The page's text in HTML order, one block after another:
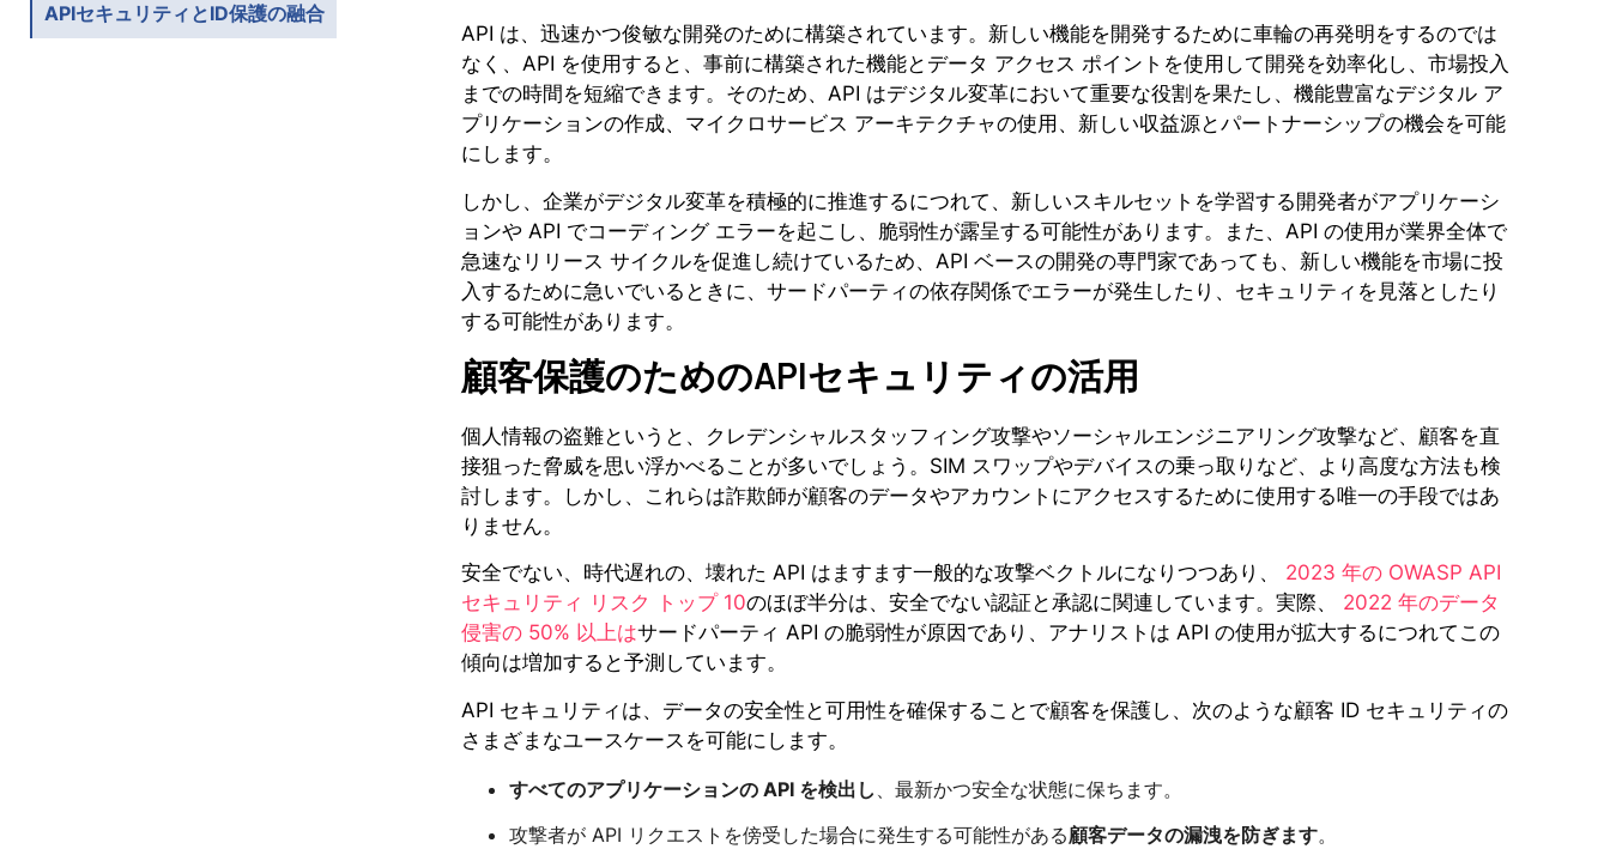
APIセキュリティとID保護の融合
API は、迅速かつ俊敏な開発のために構築されています。新しい機能を開発するために車輪の再発明をするのでは
なく、API を使用すると、事前に構築された機能とデータ アクセス ポイントを使用して開発を効率化し、市場投入
までの時間を短縮できます。そのため、API はデジタル変革において重要な役割を果たし、機能豊富なデジタル ア
プリケーションの作成、マイクロサービス アーキテクチャの使用、新しい収益源とパートナーシップの機会を可能
にします。
しかし、企業がデジタル変革を積極的に推進するにつれて、新しいスキルセットを学習する開発者がアプリケーシ
ョンや API でコーディング エラーを起こし、脆弱性が露呈する可能性があります。また、API の使用が業界全体で
急速なリリース サイクルを促進し続けているため、API ベースの開発の専門家であっても、新しい機能を市場に投
入するために急いでいるときに、サードパーティの依存関係でエラーが発生したり、セキュリティを見落としたり
する可能性があります。
顧客保護のためのAPIセキュリティの活用
個人情報の盗難というと、クレデンシャルスタッフィング攻撃やソーシャルエンジニアリング攻撃など、顧客を直
接狙った脅威を思い浮かべることが多いでしょう。SIM スワップやデバイスの乗っ取りなど、より高度な方法も検
討します。しかし、これらは詐欺師が顧客のデータやアカウントにアクセスするために使用する唯一の手段ではあ
りません。
安全でない、時代遅れの、壊れた API はますます一般的な攻撃ベクトルになりつつあり、 2023 年の OWASP API
セキュリティ リスク トップ 10のほぼ半分は、安全でない認証と承認に関連しています。実際、 2022 年のデータ
侵害の 50% 以上はサードパーティ API の脆弱性が原因であり、アナリストは API の使用が拡大するにつれてこの
傾向は増加すると予測しています。
API セキュリティは、データの安全性と可用性を確保することで顧客を保護し、次のような顧客 ID セキュリティの
さまざまなユースケースを可能にします。
すべてのアプリケーションの API を検出し 、最新かつ安全な状態に保ちます。
攻撃者が API リクエストを傍受した場合に発生する可能性がある顧客データの漏洩を防ぎます。